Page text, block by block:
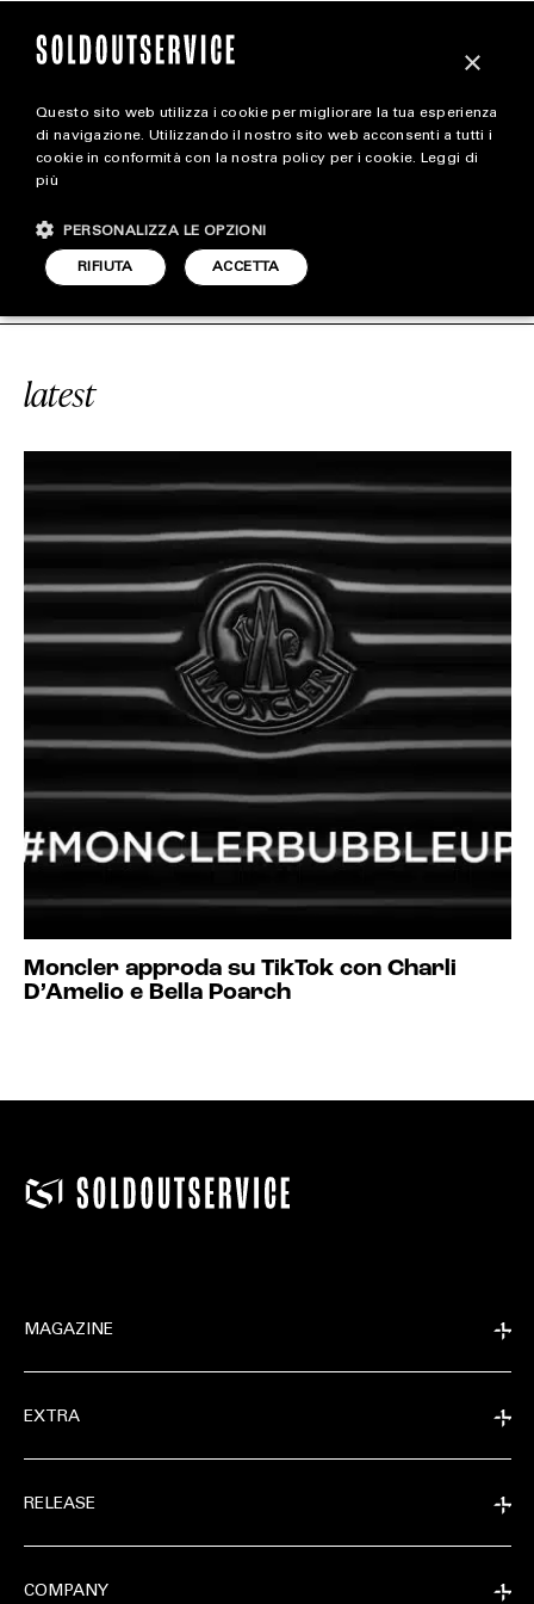
magazine
STYLE
FOOTWEAR
#BELLA POARCH
latest
Moncler approda su TikTok con Charli
D’Amelio e Bella Poarch
MAGAZINE
EXTRA
RELEASE
COMPANY
×
Questo sito web utilizza i cookie per migliorare la tua esperienza
di navigazione. Utilizzando il nostro sito web acconsenti a tutti i
cookie in conformità con la nostra policy per i cookie. Leggi di
più
ACCETTA
RIFIUTA
PERSONALIZZA LE OPZIONI